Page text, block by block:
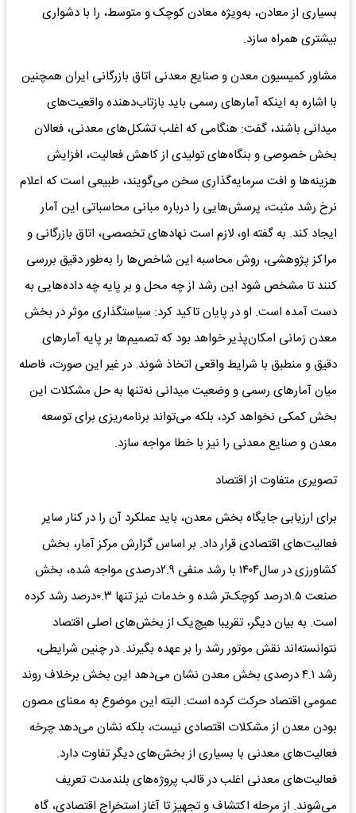
بسیاری از معادن، به‌ویژه معادن کوچک و متوسط، را با دشواری
بیشتری همراه سازد.
مشاور کمیسیون معدن و صنایع معدنی اتاق بازرگانی ایران همچنین
با اشاره به اینکه آمارهای رسمی باید بازتاب‌دهنده واقعیت‌های
میدانی باشند، گفت: هنگامی که اغلب تشکل‌های معدنی، فعالان
بخش خصوصی و بنگاه‌های تولیدی از کاهش فعالیت، افزایش
هزینه‌ها و افت سرمایه‌گذاری سخن می‌گویند، طبیعی است که اعلام
نرخ رشد مثبت، پرسش‌هایی را درباره مبانی محاسباتی این آمار
ایجاد کند. به گفته او، لازم است نهادهای تخصصی، اتاق بازرگانی و
مراکز پژوهشی، روش محاسبه این شاخص‌ها را به‌طور دقیق بررسی
کنند تا مشخص شود این رشد از چه محل و بر پایه چه داده‌هایی به
دست آمده است. او در پایان تاکید کرد: سیاستگذاری موثر در بخش
معدن زمانی امکان‌پذیر خواهد بود که تصمیم‌ها بر پایه آمارهای
دقیق و منطبق با شرایط واقعی اتخاذ شوند. در غیر این صورت، فاصله
میان آمارهای رسمی و وضعیت میدانی نه‌تنها به حل مشکلات این
بخش کمکی نخواهد کرد، بلکه می‌تواند برنامه‌ریزی برای توسعه
معدن و صنایع معدنی را نیز با خطا مواجه سازد.
تصویری متفاوت از اقتصاد
برای ارزیابی جایگاه بخش معدن، باید عملکرد آن را در کنار سایر
فعالیت‌های اقتصادی قرار داد. بر اساس گزارش مرکز آمار، بخش
کشاورزی در سال۱۴۰۴ با رشد منفی ۲.۹درصدی مواجه شده، بخش
صنعت ۱.۵درصد کوچک‌تر شده و خدمات نیز تنها ۰.۳درصد رشد کرده
است. به بیان دیگر، تقریبا هیچ‌یک از بخش‌های اصلی اقتصاد
نتوانسته‌اند نقش موتور رشد را بر عهده بگیرند. در چنین شرایطی،
رشد ۴.۱ درصدی بخش معدن نشان می‌دهد این بخش برخلاف روند
عمومی اقتصاد حرکت کرده است. البته این موضوع به معنای مصون
بودن معدن از مشکلات اقتصادی نیست، بلکه نشان می‌دهد چرخه
فعالیت‌های معدنی با بسیاری از بخش‌های دیگر تفاوت دارد.
فعالیت‌های معدنی اغلب در قالب پروژه‌های بلندمدت تعریف
می‌شوند. از مرحله اکتشاف و تجهیز تا آغاز استخراج اقتصادی، گاه